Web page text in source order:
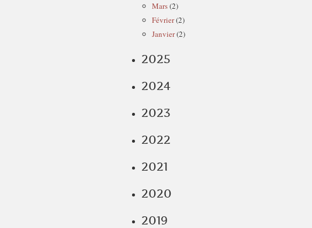
Mars(2)
Février(2)
Janvier(2)
2025
2024
2023
2022
2021
2020
2019